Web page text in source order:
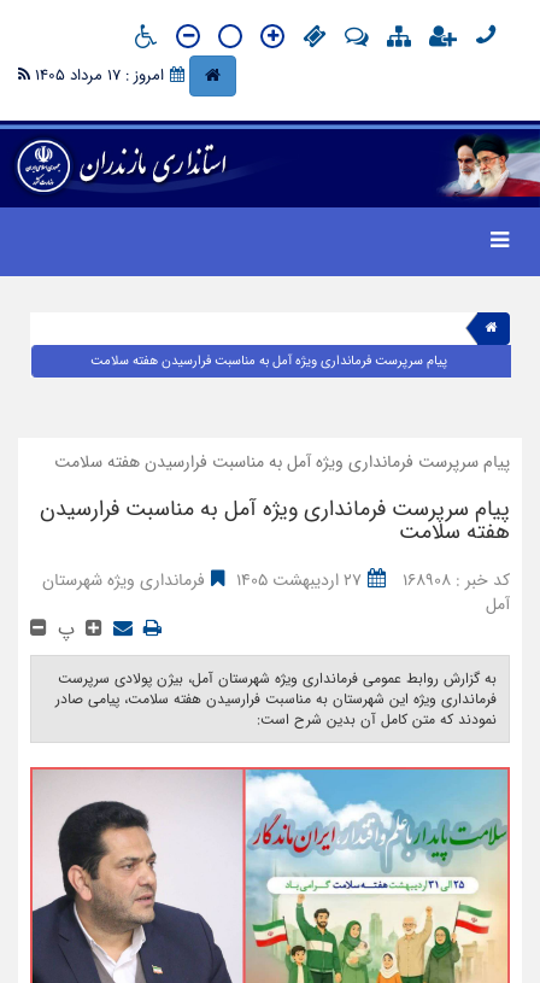
امروز : 17 مرداد 1405
پیام سرپرست فرمانداری ویژه آمل به مناسبت فرارسیدن هفته سلامت
پیام سرپرست فرمانداری ویژه آمل به مناسبت فرارسیدن هفته سلامت
پیام سرپرست فرمانداری ویژه آمل به مناسبت فرارسیدن
هفته سلامت
کد خبر : 168908 27 اردیبهشت 1405
فرمانداری ویژه شهرستان
آمل
پ
به گزارش روابط عمومی فرمانداری ویژه شهرستان آمل، بیژن پولادی سرپرست
فرمانداری ویژه این شهرستان به مناسبت فرارسیدن هفته سلامت، پیامی صادر
نمودند که متن کامل آن بدین شرح است: ‎